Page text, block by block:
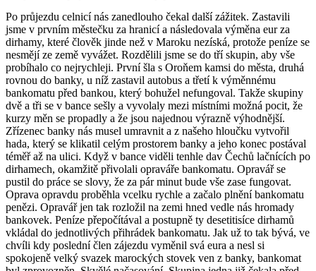
Po průjezdu celnicí nás zanedlouho čekal další zážitek. Zastavili
jsme v prvním městečku za hranicí a následovala výměna eur za
dirhamy, které člověk jinde než v Maroku nezíská, protože peníze se
nesmějí ze země vyvážet. Rozdělili jsme se do tří skupin, aby vše
probíhalo co nejrychleji. První šla s Oroňem kamsi do města, druhá
rovnou do banky, u níž zastavil autobus a třetí k výměnnému
bankomatu před bankou, který bohužel nefungoval. Takže skupiny
dvě a tři se v bance sešly a vyvolaly mezi místními možná pocit, že
kurzy měn se propadly a že jsou najednou výrazně výhodnější.
Zřízenec banky nás musel umravnit a z našeho hloučku vytvořil
hada, který se klikatil celým prostorem banky a jeho konec postával
téměř až na ulici. Když v bance viděli tenhle dav Čechů lačnících po
dirhamech, okamžitě přivolali opraváře bankomatu. Opravář se
pustil do práce se slovy, že za pár minut bude vše zase fungovat.
Oprava opravdu proběhla vcelku rychle a začalo plnění bankomatu
penězi. Opravář jen tak rozložil na zemi hned vedle nás hromady
bankovek. Peníze přepočítával a postupně ty desetitisíce dirhamů
vkládal do jednotlivých přihrádek bankomatu. Jak už to tak bývá, ve
chvíli kdy poslední člen zájezdu vyměnil svá eura a nesl si
spokojeně velký svazek marockých stovek ven z banky, bankomat